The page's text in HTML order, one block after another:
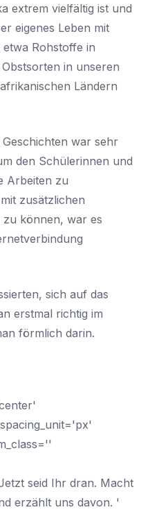
extrem vielfältig ist und
eigenes Leben mit
Rohstoffe in
in unseren
Ländern
war sehr
den Schülerinnen und
Arbeiten zu
zusätzlichen
können, war es
sich auf das
erstmal richtig im
förmlich darin.
seid Ihr dran. Macht
erzählt uns davon. '